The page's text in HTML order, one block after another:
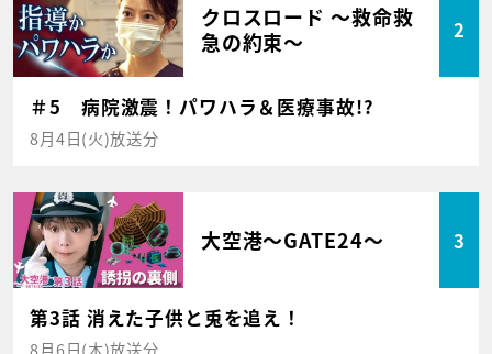
クロスロード ～救命救
急の約束～
2
＃5 病院激震！パワハラ＆医療事故!?
8月4日(火)放送分
大空港～GATE24～ 3
第3話 消えた子供と兎を追え！
8月6日(木)放送分